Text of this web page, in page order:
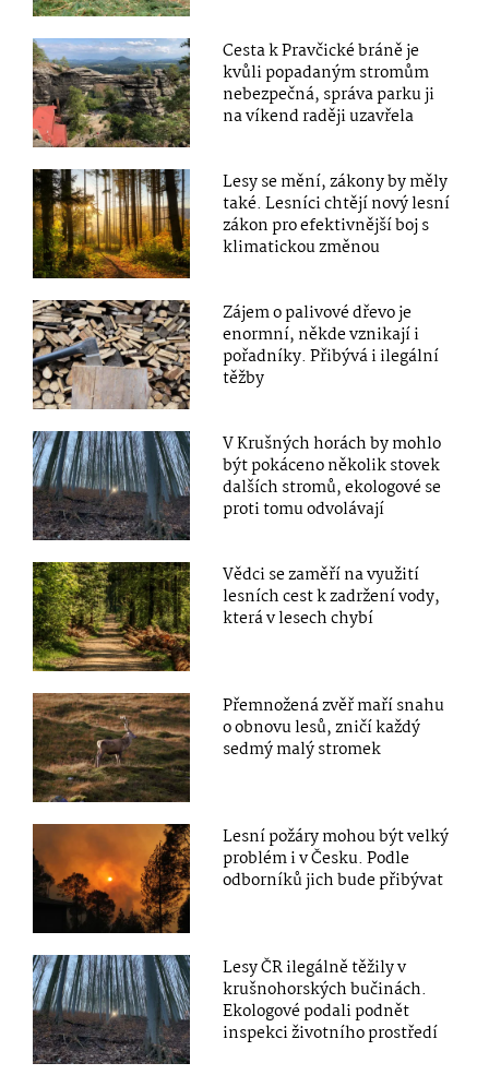
Cesta k Pravčické bráně je
kvůli popadaným stromům
nebezpečná, správa parku ji
na víkend raději uzavřela
Lesy se mění, zákony by měly
také. Lesníci chtějí nový lesní
zákon pro efektivnější boj s
klimatickou změnou
Zájem o palivové dřevo je
enormní, někde vznikají i
pořadníky. Přibývá i ilegální
těžby
V Krušných horách by mohlo
být pokáceno několik stovek
dalších stromů, ekologové se
proti tomu odvolávají
Vědci se zaměří na využití
lesních cest k zadržení vody,
která v lesech chybí
Přemnožená zvěř maří snahu
o obnovu lesů, zničí každý
sedmý malý stromek
Lesní požáry mohou být velký
problém i v Česku. Podle
odborníků jich bude přibývat
Lesy ČR ilegálně těžily v
krušnohorských bučinách.
Ekologové podali podnět
inspekci životního prostředí